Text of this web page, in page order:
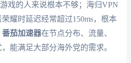
戏的人来说根本不够；海归VPN
耀时延迟经常超过150ms，根本
番茄加速器在节点分布、流量、
能满足大部分海外党的需求。